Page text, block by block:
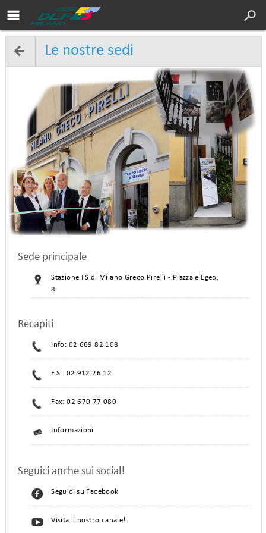
Area soci DLF
Cultura
Turismo
DLF Nazionale
Chi siamo
Convenzioni
Contatti
Le nostre sedi
Sede principale
Stazione FS di Milano Greco Pirelli - Piazzale Egeo,
8
Recapiti
Info: 02 669 82 108
F.S.: 02 912 26 12
Fax: 02 670 77 080
Informazioni
Seguici anche sui social!
Seguici su Facebook
Visita il nostro canale!